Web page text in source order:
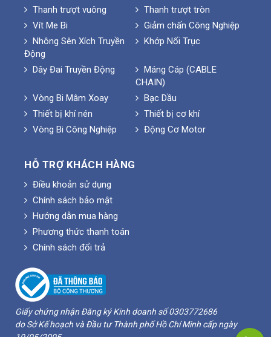
Thanh trượt vuông
Thanh trượt tròn
Vít Me Bi
Giảm chấn Công Nghiệp
Nhông Sên Xích Truyền
Động
Khớp Nối Trục
Dây Đai Truyền Động
Máng Cáp (CABLE
CHAIN)
Vòng Bi Mâm Xoay
Bạc Dầu
Thiết bị khí nén
Thiết bị cơ khí
Vòng Bi Công Nghiệp
Động Cơ Motor
HỖ TRỢ KHÁCH HÀNG
Điều khoản sử dụng
Chính sách bảo mật
Hướng dẫn mua hàng
Phương thức thanh toán
Chính sách đổi trả
Giấy chứng nhận Đăng ký Kinh doanh số 0303772686
do Sở Kế hoạch và Đầu tư Thành phố Hồ Chí Minh cấp ngày